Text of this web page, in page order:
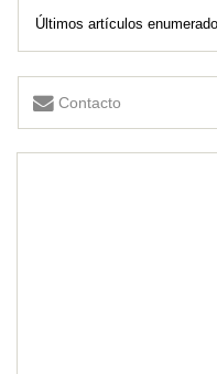
Últimos artículos
Contacto